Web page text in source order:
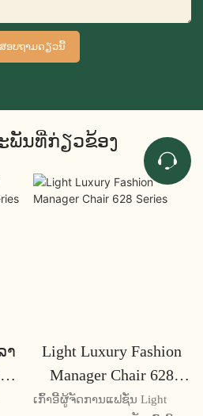
ອບຖາມດຽວນີ້
ພັນທີ່ກ່ຽວຂ້ອງ
າ
Light Luxury Fashion
Manager Chair 628
Series
ເກົ້າອີ້ຜູ້ຈັດການແຟຊັ່ນ Light